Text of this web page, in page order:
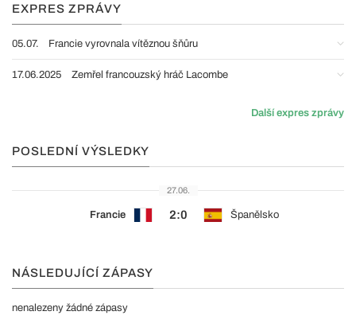
EXPRES ZPRÁVY
05.07. Francie vyrovnala vítěznou šňůru
17.06.2025 Zemřel francouzský hráč Lacombe
Další expres zprávy
POSLEDNÍ VÝSLEDKY
27.06.
Francie 2:0 Španělsko
NÁSLEDUJÍCÍ ZÁPASY
nenalezeny žádné zápasy